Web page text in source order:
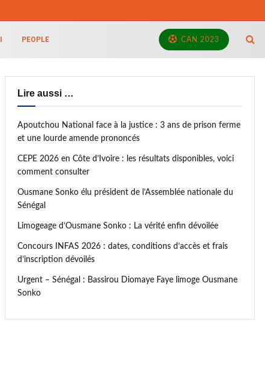
PEOPLE CAN 2023
Lire aussi …
Apoutchou National face à la justice : 3 ans de prison ferme
et une lourde amende prononcés
CEPE 2026 en Côte d’Ivoire : les résultats disponibles, voici
comment consulter
Ousmane Sonko élu président de l’Assemblée nationale du
Sénégal
Limogeage d’Ousmane Sonko : La vérité enfin dévoilée
Concours INFAS 2026 : dates, conditions d’accès et frais
d’inscription dévoilés
Urgent – Sénégal : Bassirou Diomaye Faye limoge Ousmane
Sonko